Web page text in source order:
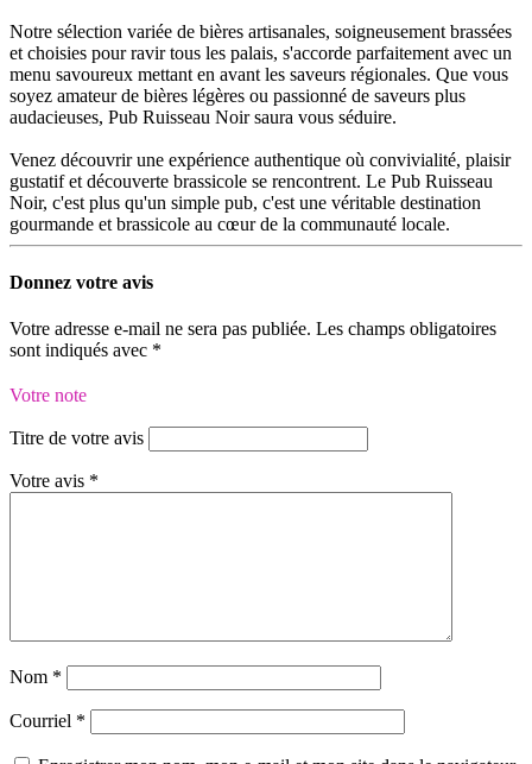
Notre sélection variée de bières artisanales, soigneusement brassées
et choisies pour ravir tous les palais, s'accorde parfaitement avec un
menu savoureux mettant en avant les saveurs régionales. Que vous
soyez amateur de bières légères ou passionné de saveurs plus
audacieuses, Pub Ruisseau Noir saura vous séduire.
Venez découvrir une expérience authentique où convivialité, plaisir
gustatif et découverte brassicole se rencontrent. Le Pub Ruisseau
Noir, c'est plus qu'un simple pub, c'est une véritable destination
gourmande et brassicole au cœur de la communauté locale.
Donnez votre avis
Votre adresse e-mail ne sera pas publiée. Les champs obligatoires
sont indiqués avec *
Votre note
Titre de votre avis
Votre avis *
Nom *
Courriel *